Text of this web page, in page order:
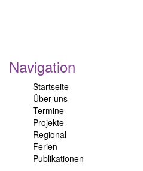
Navigation
Startseite
Über uns
Termine
Projekte
Regional
Ferien
Publikationen